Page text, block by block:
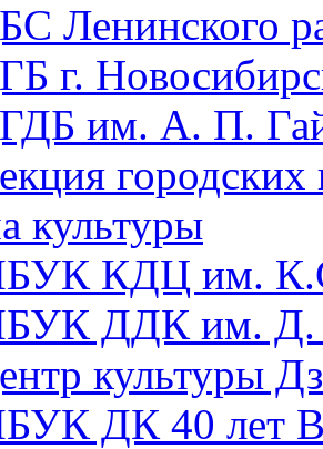
Ленинского
г.
им. А. П.
городских
культуры
КДЦ им.
ДДК им. Д.
культуры
ДК 40 лет